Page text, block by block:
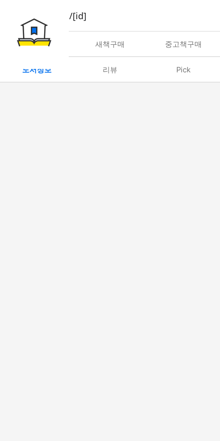
book/rent/[id]
대여 새책구매 중고책구매
도서정보 리뷰 Pick